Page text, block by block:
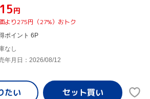
円
より275円（27%）おトク
ポイント 6P
なし
年月日：2026/08/12
たい